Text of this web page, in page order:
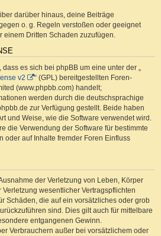
darüber hinaus, deine Beiträge
o. g. Regeln verstoßen oder geeignet
einem Dritten Schaden zuzufügen.
es sich bei phpBB um eine unter der „
v2
“ (GPL) bereitgestellten Foren-
(www.phpbb.com) handelt;
werden durch die deutschsprachige
zur Verfügung gestellt. Beide haben
und Weise, wie die Software verwendet wird.
die Verwendung der Software für bestimmte
oder auf Inhalte fremder Foren Einfluss
der Verletzung von Leben, Körper
wesentlicher Vertragspflichten
Schäden, die auf ein vorsätzliches oder grob
sind. Dies gilt auch für mittelbare
entgangenen Gewinn.
Verbrauchern außer bei vorsätzlichem oder